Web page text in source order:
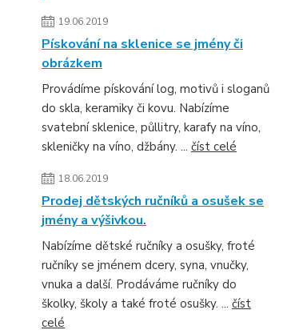
19.06.2019
Pískování na sklenice se jmény či
obrázkem
Provádíme pískování log, motivů i sloganů
do skla, keramiky či kovu. Nabízíme
svatební sklenice, půllitry, karafy na víno,
skleničky na víno, džbány. ... číst celé
18.06.2019
Prodej dětských ručníků a osušek se
jmény a výšivkou.
Nabízíme dětské ručníky a osušky, froté
ručníky se jménem dcery, syna, vnučky,
vnuka a další. Prodáváme ručníky do
školky, školy a také froté osušky. ... číst
celé